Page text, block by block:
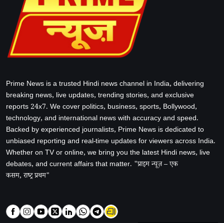
Prime News is a trusted Hindi news channel in India, delivering
breaking news, live updates, trending stories, and exclusive
reports 24x7. We cover politics, business, sports, Bollywood,
technology, and international news with accuracy and speed.
Backed by experienced journalists, Prime News is dedicated to
unbiased reporting and real-time updates for viewers across India.
Whether on TV or online, we bring you the latest Hindi news, live
debates, and current affairs that matter. "प्राइम न्यूज़ – एक
कसम, राष्ट्र प्रथम"